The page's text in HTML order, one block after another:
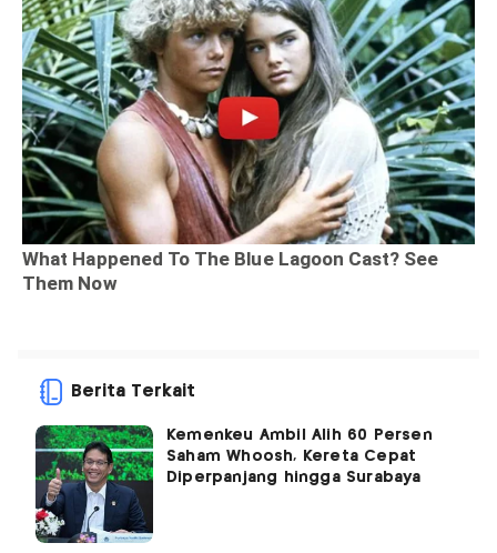
Berita Terkait
Kemenkeu Ambil Alih 60 Persen
Saham Whoosh, Kereta Cepat
Diperpanjang hingga Surabaya